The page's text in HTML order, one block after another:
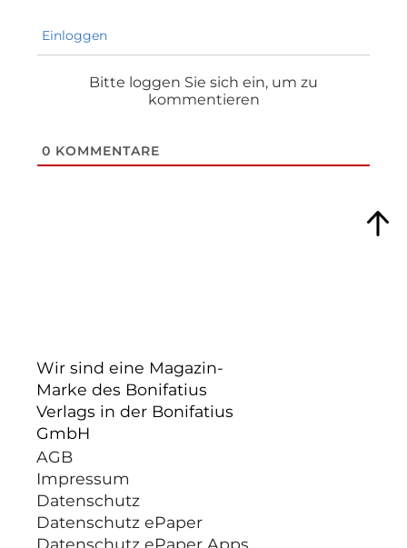
Einloggen
Bitte loggen Sie sich ein, um zu
kommentieren
0 KOMMENTARE
Wir sind eine Magazin-
Marke des Bonifatius
Verlags in der Bonifatius
GmbH
AGB
Impressum
Datenschutz
Datenschutz ePaper
Datenschutz ePaper Apps